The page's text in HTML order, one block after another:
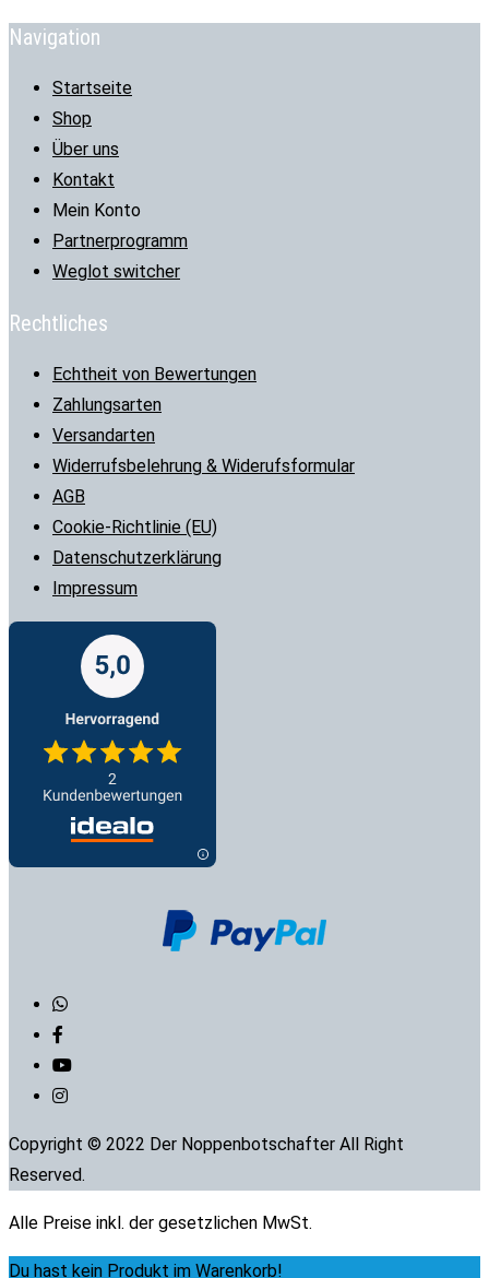
Navigation
Startseite
Shop
Über uns
Kontakt
Mein Konto
Partnerprogramm
Weglot switcher
Rechtliches
Echtheit von Bewertungen
Zahlungsarten
Versandarten
Widerrufsbelehrung & Widerufsformular
AGB
Cookie-Richtlinie (EU)
Datenschutzerklärung
Impressum
Copyright © 2022 Der Noppenbotschafter All Right
Reserved.
Alle Preise inkl. der gesetzlichen MwSt.
Du hast kein Produkt im Warenkorb!